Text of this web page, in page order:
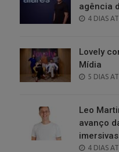
agência
POSTED
4 DIAS
Lovely
Mídia
POSTED
5 DIAS
Leo
avanço
POSTED
4 DIAS